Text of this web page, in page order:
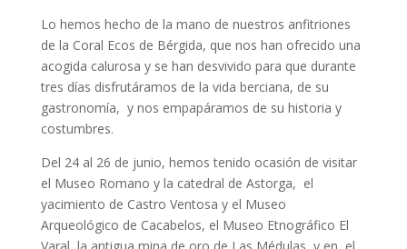
Lo hemos hecho de la mano de nuestros anfitriones
de la Coral Ecos de Bérgida, que nos han ofrecido una
acogida calurosa y se han desvivido para que durante
tres días disfrutáramos de la vida berciana, de su
gastronomía, y nos empapáramos de su historia y
costumbres.
Del 24 al 26 de junio, hemos tenido ocasión de visitar
el Museo Romano y la catedral de Astorga, el
yacimiento de Castro Ventosa y el Museo
Arqueológico de Cacabelos, el Museo Etnográfico El
Varal, la antigua mina de oro de Las Médulas, y en el